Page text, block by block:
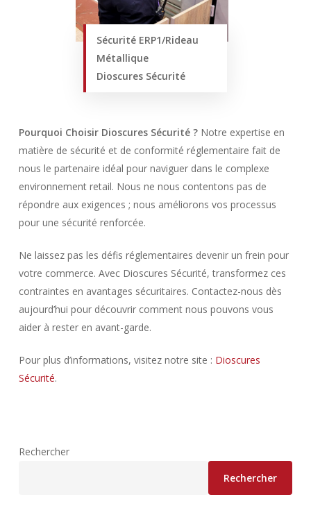
Sécurité ERP1/Rideau
Métallique
Dioscures Sécurité
Pourquoi Choisir Dioscures Sécurité ?Notre expertise en
matière de sécurité et de conformité réglementaire fait de
nous le partenaire idéal pour naviguer dans le complexe
environnement retail. Nous ne nous contentons pas de
répondre aux exigences ; nous améliorons vos processus
pour une sécurité renforcée.
Ne laissez pas les défis réglementaires devenir un frein pour
votre commerce. Avec Dioscures Sécurité, transformez ces
contraintes en avantages sécuritaires. Contactez-nous dès
aujourd’hui pour découvrir comment nous pouvons vous
aider à rester en avant-garde.
Pour plus d’informations, visitez notre site : Dioscures
Sécurité.
Rechercher
Rechercher